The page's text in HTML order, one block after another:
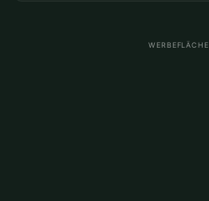
WERBEFLÄCHE